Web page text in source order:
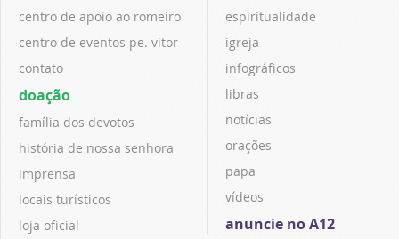
centro de apoio ao romeiro
centro de eventos pe. vitor
contato
doação
família dos devotos
história de nossa senhora
imprensa
locais turísticos
loja oficial
espiritualidade
igreja
infográficos
libras
notícias
orações
papa
vídeos
anuncie no A12